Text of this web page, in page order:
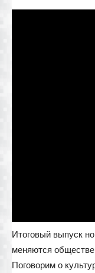
Итоговый выпуск
меняются
Поговорим о